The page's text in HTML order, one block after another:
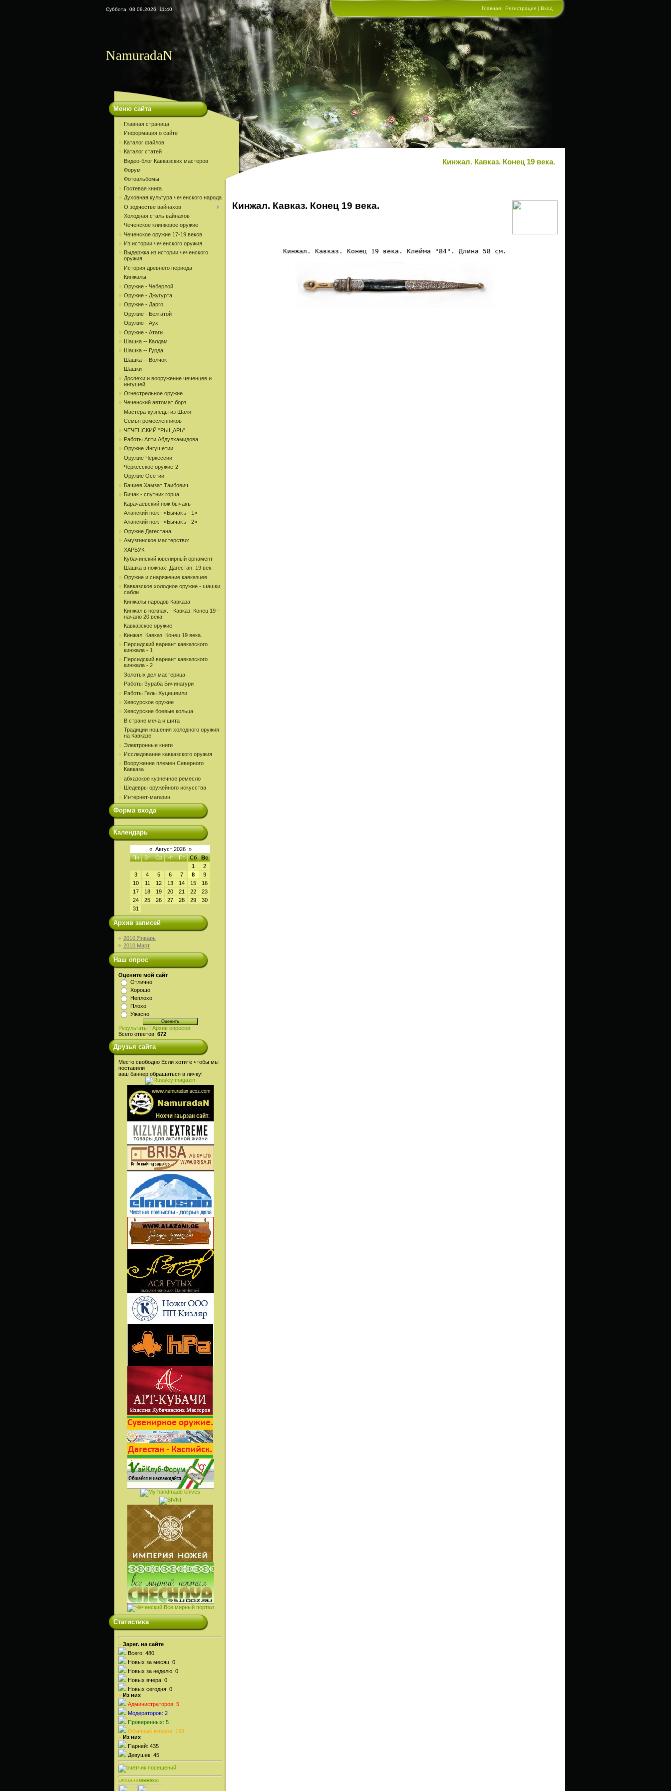
Суббота, 08.08.2026, 11:40 Главная | Регистрация | Вход
NamuradaN
Меню сайта
Главная страница
Информация о сайте
Каталог файлов
Каталог статей
Видео-блог Кавказских мастеров
Форум
Фотоальбомы
Гостевая книга
Духовная культура чеченского народа
О зодчестве вайнахов
Холодная сталь вайнахов
Чеченское клинковое оружие
Чеченское оружие 17-19 веков
Из истории чеченского оружия
Выдержка из истории чеченского
оружия
История древнего периода
Кинжалы
Оружие - Чеберлой
Оружие - Джугурта
Оружие - Дарго
Оружие - Белгатой
Оружие - Аух
Оружие - Атаги
Шашка -- Калдам
Шашка -- Гурда
Шашка -- Волчок
Шашки
Доспехи и вооружение чеченцев и
ингушей.
Огнестрельное оружие
Чеченский автомат борз
Мастера-кузнецы из Шали.
Семья ремесленников
ЧЕЧЕНСКИЙ "РЫЦАРЬ"
Работы Апти Абдулхамидова
Оружие Ингушетии
Оружие Черкессии
Черкесское оружие-2
Оружие Осетии
Бачиев Хамзат Таибович
Бичак - спутник горца
Карачаевский нож бычакъ
Аланский нож - «Бычакъ - 1»
Аланский нож - «Бычакъ - 2»
Оружие Дагестана
Амузгинское мастерство:
ХАРБУК
Кубачинский ювелирный орнамент
Шашка в ножнах. Дагестан. 19 век.
Оружие и снаряжение кавказцев
Кавказское холодное оружие - шашки,
сабли
Кинжалы народов Кавказа
Кинжал в ножнах. - Кавказ. Конец 19 -
начало 20 века.
Кавказское оружие
Кинжал. Кавказ. Конец 19 века.
Персидский вариант кавказского
кинжала - 1
Персидский вариант кавказского
кинжала - 2
Золотых дел мастерица
Работы Зураба Бичинагури
Работы Гелы Хуцишвили
Хевсурское оружие
Хевсурские боевые кольца
В стране меча и щита
Традиции ношения холодного оружия
на Кавказе
Электронные книги
Исследование кавказского оружия
Вооружение племен Северного
Кавказа
абхазское кузнечное ремесло
Шедевры оружейного искусства
Интернет-магазин
Форма входа
Календарь
« Август 2026 »
Пн
Вт Ср Чт Пт Сб
Вс
1
2
3
4 5 6 7 8
9
10
11 12 13 14 15
16
17
18 19 20 21 22
23
24
25 26 27 28 29
30
31
Архив записей
2010 Январь
2010 Март
Наш опрос
Оцените мой сайт
Отлично
Хорошо
Неплохо
Плохо
Ужасно
Результаты | Архив опросов
Всего ответов: 672
Друзья сайта
Место свободно Если хотите чтобы мы
поставили
ваш баннер обращаться в личку!
Статистика
» Зарег. на сайте
Всего: 480
Новых за месяц: 0
Новых за неделю: 0
Новых вчера: 0
Новых сегодня: 0
» Из них
Администраторов: 5
Модераторов: 2
Проверенных: 5
Обычных юзеров: 163
» Из них
Парней: 435
Девушек: 45
Кинжал. Кавказ. Конец 19 века.
Кинжал. Кавказ. Конец 19 века.
Кинжал. Кавказ. Конец 19 века. Клейма "84". Длина 58 см.